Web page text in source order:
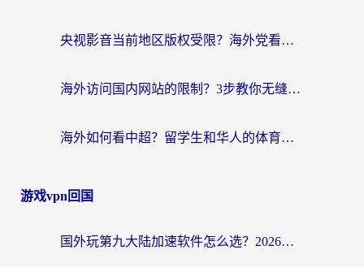
央视影音当前地区版权受限？海外党看国内剧、追电视台的终极解决方案
海外访问国内网站的限制？3步教你无缝解锁国内资源（附实测最优工具）
海外如何看中超？留学生和华人的体育赛事观看终极指南（附欧洲杯奥运会观看技巧）
游戏vpn回国
国外玩第九大陆加速软件怎么选？2026终极指南帮你告别延迟卡顿